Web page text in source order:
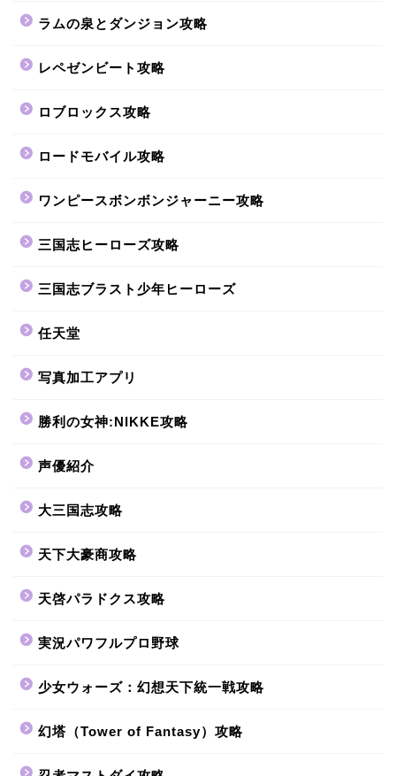
ラムの泉とダンジョン攻略
レペゼンビート攻略
ロブロックス攻略
ロードモバイル攻略
ワンピースボンボンジャーニー攻略
三国志ヒーローズ攻略
三国志ブラスト少年ヒーローズ
任天堂
写真加工アプリ
勝利の女神:NIKKE攻略
声優紹介
大三国志攻略
天下大豪商攻略
天啓パラドクス攻略
実況パワフルプロ野球
少女ウォーズ：幻想天下統一戦攻略
幻塔（Tower of Fantasy）攻略